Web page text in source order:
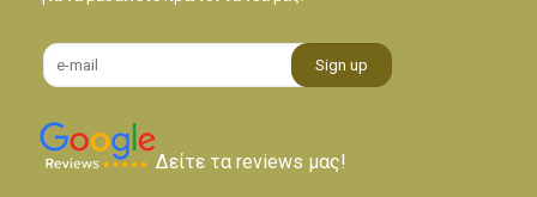
Δείτε τα reviews μας!